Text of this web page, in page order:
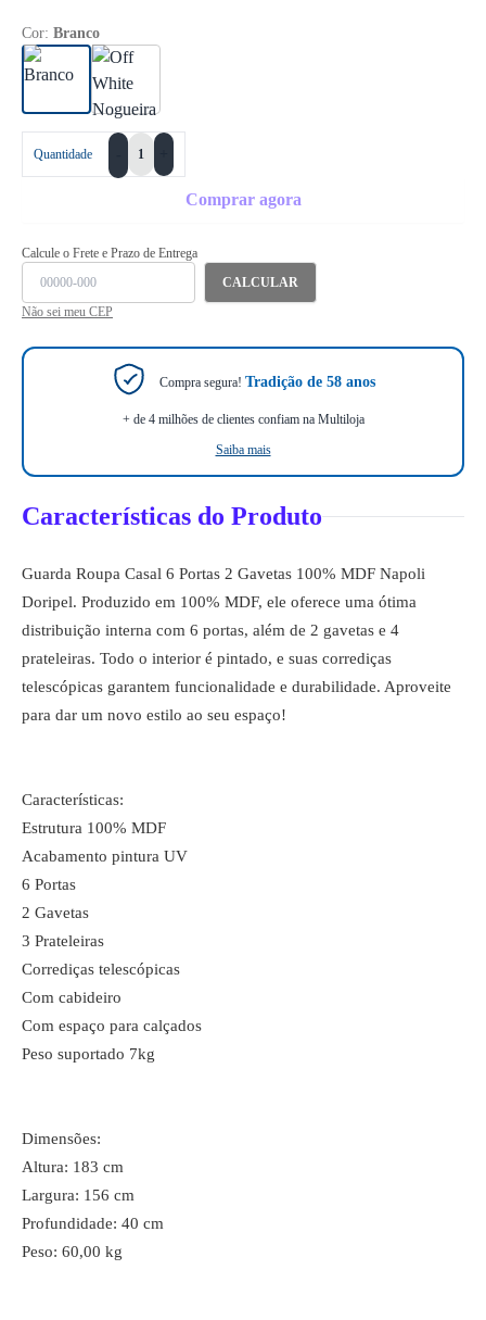
Cor: Branco
Quantidade
Comprar agora
Calcule o Frete e Prazo de Entrega
CALCULAR
Não sei meu CEP
Compra segura! Tradição de 58 anos
+ de 4 milhões de clientes confiam na Multiloja
Saiba mais
Características do Produto
Guarda Roupa Casal 6 Portas 2 Gavetas 100% MDF Napoli
Doripel. Produzido em 100% MDF, ele oferece uma ótima
distribuição interna com 6 portas, além de 2 gavetas e 4
prateleiras. Todo o interior é pintado, e suas corrediças
telescópicas garantem funcionalidade e durabilidade. Aproveite
para dar um novo estilo ao seu espaço!
Características:
Estrutura 100% MDF
Acabamento pintura UV
6 Portas
2 Gavetas
3 Prateleiras
Corrediças telescópicas
Com cabideiro
Com espaço para calçados
Peso suportado 7kg
Dimensões:
Altura: 183 cm
Largura: 156 cm
Profundidade: 40 cm
Peso: 60,00 kg